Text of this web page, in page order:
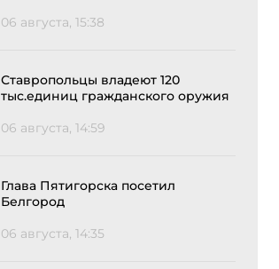
06 августа, 15:38
Ставропольцы владеют 120
тыс.единиц гражданского оружия
06 августа, 14:59
Глава Пятигорска посетил
Белгород
06 августа, 14:35